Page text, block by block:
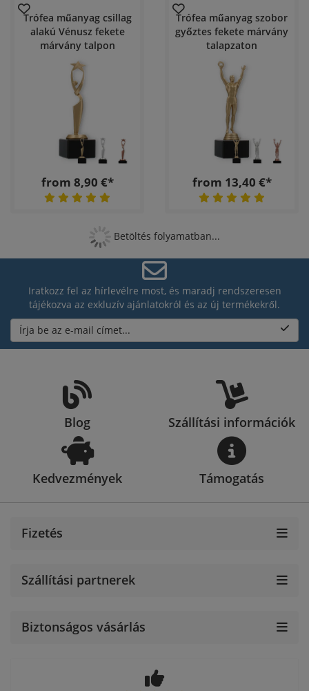
Trófea műanyag csillag
alakú Vénusz fekete
márvány talpon
from 8,90 €*
Trófea műanyag szobor
győztes fekete márvány
talapzaton
from 13,40 €*
Betöltés folyamatban...
Iratkozz fel az hírlevélre most, és maradj rendszeresen
tájékozva az exkluzív ajánlatokról és az új termékekről.
Írja be az e-mail címet...
Blog Szállítási információk
Kedvezmények Támogatás
Fizetés
Szállítási partnerek
Biztonságos vásárlás